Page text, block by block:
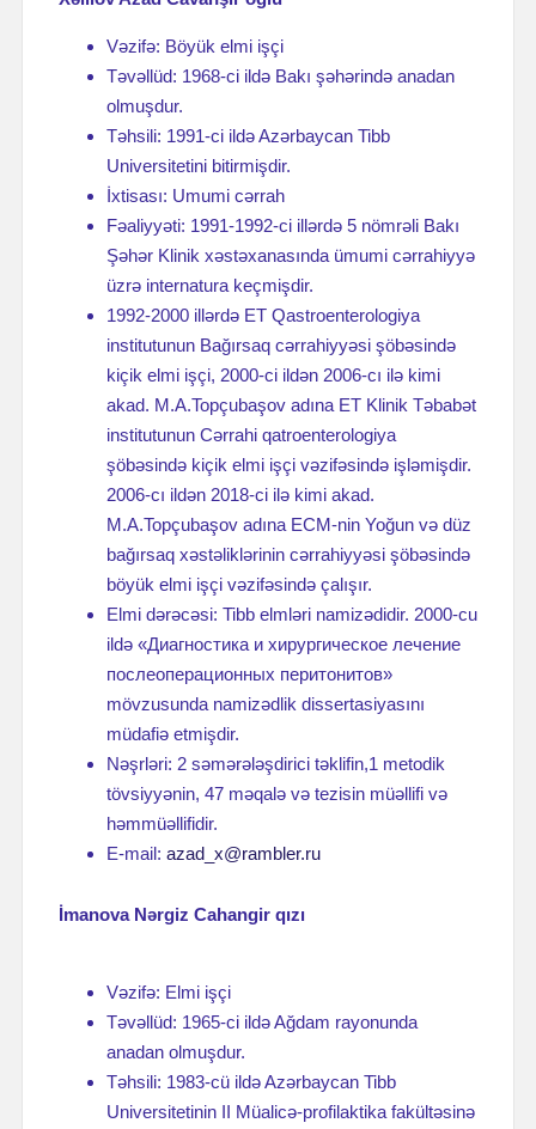
Vəzifə: Böyük elmi işçi
Təvəllüd: 1968-ci ildə Bakı şəhərində anadan
olmuşdur.
Təhsili: 1991-ci ildə Azərbaycan Tibb
Universitetini bitirmişdir.
İxtisası: Umumi cərrah
Fəaliyyəti: 1991-1992-ci illərdə 5 nömrəli Bakı
Şəhər Klinik xəstəxanasında ümumi cərrahiyyə
üzrə internatura keçmişdir.
1992-2000 illərdə ET Qastroenterologiya
institutunun Bağırsaq cərrahiyyəsi şöbəsində
kiçik elmi işçi, 2000-ci ildən 2006-cı ilə kimi
akad. M.A.Topçubaşov adına ET Klinik Təbabət
institutunun Cərrahi qatroenterologiya
şöbəsində kiçik elmi işçi vəzifəsində işləmişdir.
2006-cı ildən 2018-ci ilə kimi akad.
M.A.Topçubaşov adına ECM-nin Yoğun və düz
bağırsaq xəstəliklərinin cərrahiyyəsi şöbəsində
böyük elmi işçi vəzifəsində çalışır.
Elmi dərəcəsi: Tibb elmləri namizədidir. 2000-cu
ildə «Диагностика и хирургическое лечение
послеоперационных перитонитов»
mövzusunda namizədlik dissertasiyasını
müdafiə etmişdir.
Nəşrləri: 2 səmərələşdirici təklifin,1 metodik
tövsiyyənin, 47 məqalə və tezisin müəllifi və
həmmüəllifidir.
E-mail: azad_x@rambler.ru
İmanova Nərgiz Cahangir qızı
Vəzifə: Elmi işçi
Təvəllüd: 1965-ci ildə Ağdam rayonunda
anadan olmuşdur.
Təhsili: 1983-cü ildə Azərbaycan Tibb
Universitetinin II Müalicə-profilaktika fakültəsinə